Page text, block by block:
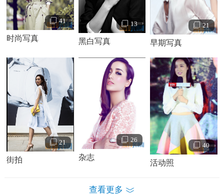
41
时尚写真
13
黑白写真
21
早期写真
21
街拍
26
杂志
40
活动照
查看更多